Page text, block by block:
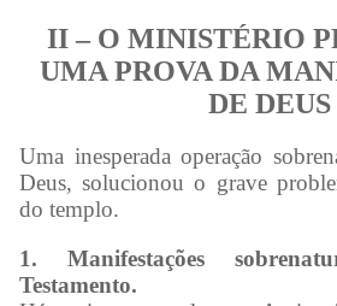
II – O MINISTÉRIO
UMA PROVA DA
DE DEUS
Uma inesperada operação
Deus, solucionou o grave
do templo.
1. Manifestações
Testamento.